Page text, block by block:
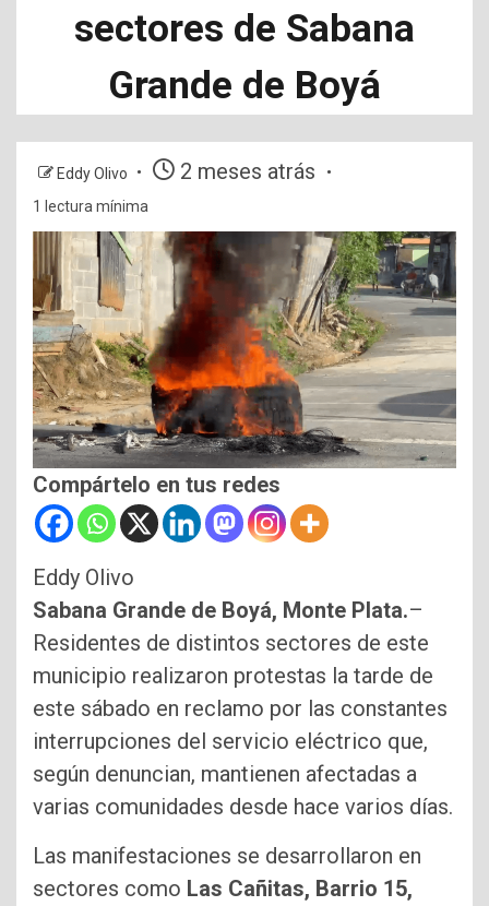
sectores de Sabana
Grande de Boyá
Eddy Olivo 2 meses atrás
1 lectura mínima
Compártelo en tus redes
Eddy Olivo
Sabana Grande de Boyá, Monte Plata.–
Residentes de distintos sectores de este
municipio realizaron protestas la tarde de
este sábado en reclamo por las constantes
interrupciones del servicio eléctrico que,
según denuncian, mantienen afectadas a
varias comunidades desde hace varios días.
Las manifestaciones se desarrollaron en
sectores como Las Cañitas, Barrio 15,